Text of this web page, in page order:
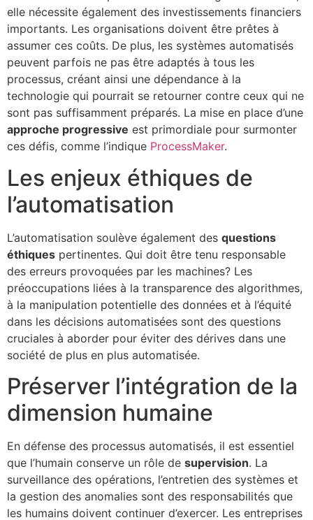
elle nécessite également des investissements financiers
importants. Les organisations doivent être prêtes à
assumer ces coûts. De plus, les systèmes automatisés
peuvent parfois ne pas être adaptés à tous les
processus, créant ainsi une dépendance à la
technologie qui pourrait se retourner contre ceux qui ne
sont pas suffisamment préparés. La mise en place d’une
approche progressive est primordiale pour surmonter
ces défis, comme l’indique ProcessMaker.
Les enjeux éthiques de
l’automatisation
L’automatisation soulève également des questions
éthiques pertinentes. Qui doit être tenu responsable
des erreurs provoquées par les machines? Les
préoccupations liées à la transparence des algorithmes,
à la manipulation potentielle des données et à l’équité
dans les décisions automatisées sont des questions
cruciales à aborder pour éviter des dérives dans une
société de plus en plus automatisée.
Préserver l’intégration de la
dimension humaine
En défense des processus automatisés, il est essentiel
que l’humain conserve un rôle de supervision. La
surveillance des opérations, l’entretien des systèmes et
la gestion des anomalies sont des responsabilités que
les humains doivent continuer d’exercer. Les entreprises